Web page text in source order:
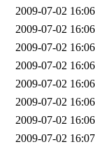
2009-07-02 16:06
2009-07-02 16:06
2009-07-02 16:06
2009-07-02 16:06
2009-07-02 16:06
2009-07-02 16:06
2009-07-02 16:06
2009-07-02 16:07